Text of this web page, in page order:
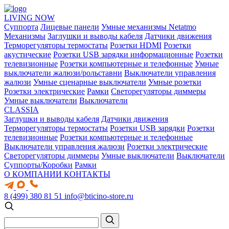
LIVING NOW
Суппорта Лицевые панели Умные механизмы Netatmo
Механизмы Заглушки и выводы кабеля Датчики движения
Терморегуляторы термостаты Розетки HDMI Розетки
акустические Розетки USB зарядки информационные Розетки
телевизионные Розетки компьютерные и телефонные Умные
выключатели жалюзи/рольставни Выключатели управления
жалюзи Умные сценарные выключатели Умные розетки
Розетки электрические Рамки Светорегуляторы диммеры
Умные выключатели Выключатели
CLASSIA
Заглушки и выводы кабеля Датчики движения
Терморегуляторы термостаты Розетки USB зарядки Розетки
телевизионные Розетки компьютерные и телефонные
Выключатели управления жалюзи Розетки электрические
Светорегуляторы диммеры Умные выключатели Выключатели
Суппорты/Коробки Рамки
О КОМПАНИИ КОНТАКТЫ
8 (499) 380 81 51 info@bticino-store.ru